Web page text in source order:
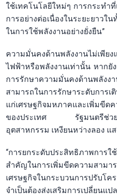
ใช้เทคโนโลยีใหม่ๆ การกระทำ
การอย่างต่อเนื่องในระยะยาวใ
ในการใช้พลังงานอย่างยั่งยืน”
ความมั่นคงด้านพลังงานไม่เพียง
ไฟฟ้าหรือพลังงานเท่านั้น หากยัง
การรักษาความมั่นคงด้านพลังง
สามารถในการรักษาระดับการ
แก่เศรษฐกิจมหภาคและเพิ่มขีด
ของประเทศ รัฐมนตรีช่วยว่
อุตสาหกรรม เหงียนหว่างลอง แ
“การยกระดับประสิทธิภาพการใ
สำคัญในการเพิ่มขีดความสามา
เศรษฐกิจในกระบวนการปรับโ
จำเป็นต้องส่งเสริมการเปลี่ยน